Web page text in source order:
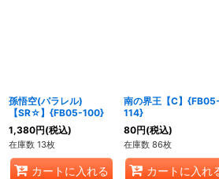
孫悟空(パラレル)
【SR☆】{FB05-100}
1,380円(税込)
在庫数 13枚
カートに入れる
南の界王【C】{FB05-
114}
80円(税込)
在庫数 86枚
カートに入れ